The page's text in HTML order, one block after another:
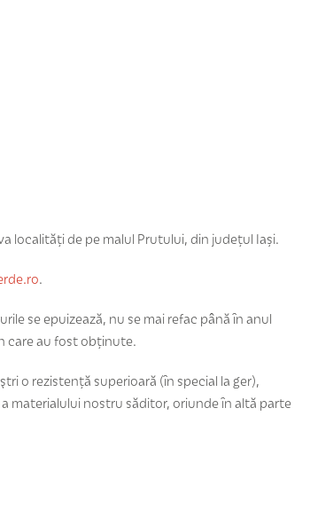
localități de pe malul Prutului, din județul Iași.
.
se epuizează, nu se mai refac până în anul
care au fost obținute.
o rezistenţă superioară (în special la ger),
materialului nostru săditor, oriunde în altă parte